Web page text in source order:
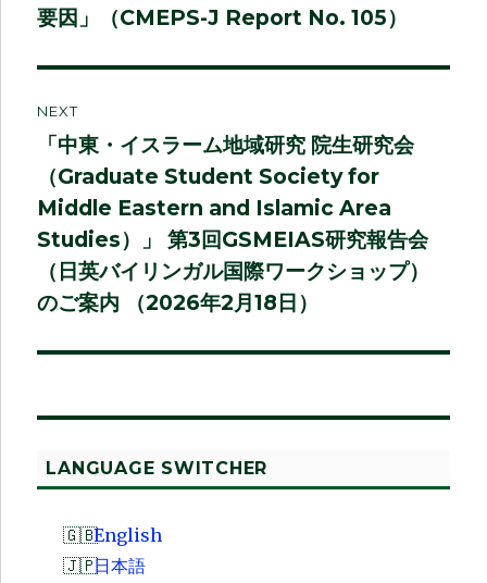
post:
要因」（CMEPS-J Report No. 105）
NEXT
Next
post:
「中東・イスラーム地域研究 院⽣研究会
（Graduate Student Society for
Middle Eastern and Islamic Area
Studies）」 第3回GSMEIAS研究報告会
（日英バイリンガル国際ワークショップ）
のご案内 （2026年2月18日）
LANGUAGE SWITCHER
English
日本語